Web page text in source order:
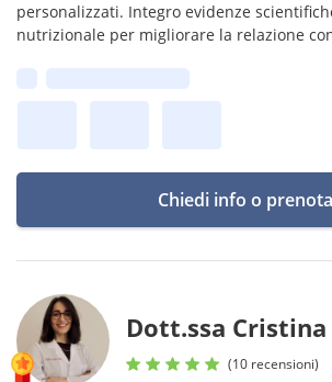
personalizzati. Integro evidenze
nutrizionale per migliorare la relazione
Chiedi info o prenota
Dott.ssa Cristina
(10 recensioni)